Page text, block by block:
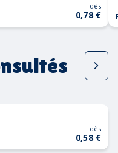
dès
0,78 €
dès
0,58 €